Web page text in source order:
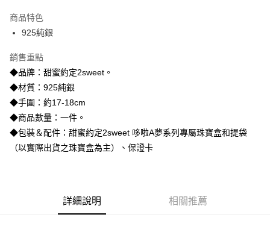
合作金庫商業銀行
華南商業銀行
國泰世華商業銀行
臺灣中小企業銀行
匯豐（台灣）商業銀行
聯邦商業銀行
元大商業銀行
台新國際商業銀行
中國信託商業銀行
台灣樂天信用卡公司
6 期 0 利率 每期
華南商業銀行
上海商業儲蓄銀行
國泰世華商業銀行
臺灣中小企業銀行
匯豐（台灣）商業銀行
聯邦商業銀行
元大商業銀行
永豐商業銀行
玉山商業銀行
星展（台灣）商業銀行
LINE Pay
Apple Pay
街口支付
悠遊付
商品特色
925純銀
銷售重點
◆品牌：甜蜜約定2sweet。
◆材質：925純銀
◆手圍：約17-18cm
◆商品數量：一件。
◆包裝＆配件：甜蜜約定2sweet 哆啦A夢系列專屬珠寶盒和提袋
（以實際出貨之珠寶盒為主）、保證卡
詳細說明 相關推薦